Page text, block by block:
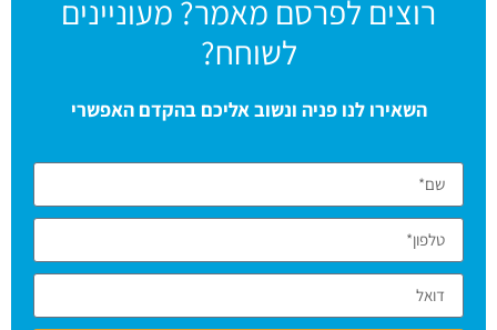
רוצים לפרסם מאמר? מעוניינים
לשוחח?
השאירו לנו פניה ונשוב אליכם בהקדם האפשרי